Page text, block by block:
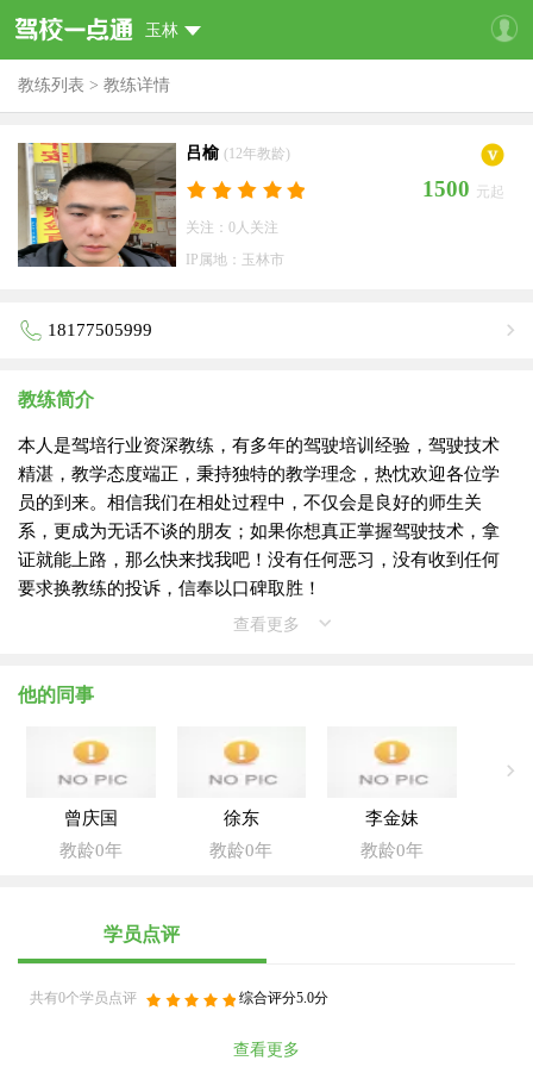
玉林
教练列表 > 教练详情
吕榆 (12年教龄)
1500 元起
关注：0人关注
IP属地：玉林市
18177505999
教练简介
本人是驾培行业资深教练，有多年的驾驶培训经验，驾驶技术
精湛，教学态度端正，秉持独特的教学理念，热忱欢迎各位学
员的到来。相信我们在相处过程中，不仅会是良好的师生关
系，更成为无话不谈的朋友；如果你想真正掌握驾驶技术，拿
证就能上路，那么快来找我吧！没有任何恶习，没有收到任何
要求换教练的投诉，信奉以口碑取胜！
查看更多
他的同事
曾庆国
教龄0年
徐东
教龄0年
李金妹
教龄0年
学员点评
共有0个学员点评 综合评分5.0分
查看更多